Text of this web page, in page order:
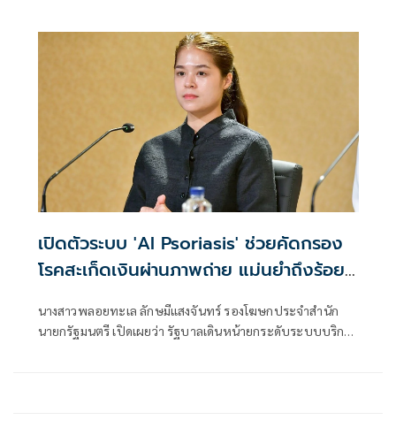
ปัญหาภัยความมั่นคงและภัยทางสังคมของนายไชยชนก ชิดชอบ
รัฐมนตรีว่าการกระทรวงดิจิทัลเพื่อเศรษฐกิจและสังคม (ดีอี)
โดยยกระดับความสำคัญเรื่องการสร้างความตระหนักรู้เท่าทัน
ภัยอาชญากรรมทางเทคโนโลยี ข่าวปลอม และข้อมูลบิดเบือน
เปิดตัวระบบ 'AI Psoriasis' ช่วยคัดกรอง
โรคสะเก็ดเงินผ่านภาพถ่าย แม่นยำถึงร้อย
นางสาวพลอยทะเล ลักษมีแสงจันทร์ รองโฆษกประจำสำนัก
นายกรัฐมนตรี เปิดเผยว่า รัฐบาลเดินหน้ายกระดับระบบบริการ